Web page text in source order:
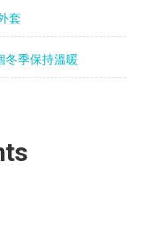
套
冬季保持溫暖